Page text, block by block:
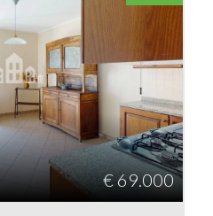
€ 69.000